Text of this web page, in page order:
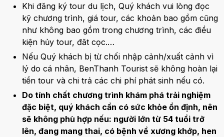
Khi đăng ký tour du lịch, Quý khách vui lòng đọc
kỹ chương trình, giá tour, các khoản bao gồm cũng
như không bao gồm trong chương trình, các điều
kiện hủy tour, đăt cọc.…
Nếu Quý khách bị từ chối nhập cảnh/xuất cảnh vì
lý do cá nhân, BenThanh Tourist sẽ không hoàn lại
tiền tour và chi trả các chi phí phát sinh nếu có.
Do tính chất chương trình khám phá trải nghiệm
đặc biệt, quý khách cần có sức khỏe ổn định, nên
sẽ không phù hợp nếu: người lớn từ 54 tuổi trở
lên, đang mang thai, có bệnh về xương khớp, hen